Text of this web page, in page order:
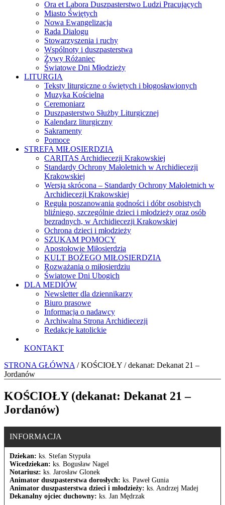
Ora et Labora Duszpasterstwo Ludzi Pracujących
Miasto Świętych
Nowa Ewangelizacja
Rada Dialogu
Stowarzyszenia i ruchy
Wspólnoty i duszpasterstwa
Żywy Różaniec
Światowe Dni Młodzieży
LITURGIA
Teksty liturgiczne o świętych i błogosławionych
Muzyka Kościelna
Ceremoniarz
Duszpasterstwo Służby Liturgicznej
Kalendarz liturgiczny
Sakramenty
Pomoce
STREFA MIŁOSIERDZIA
CARITAS Archidiecezji Krakowskiej
Standardy Ochrony Małoletnich w Archidiecezji
Krakowskiej
Wersja skrócona – Standardy Ochrony Małoletnich w
Archidiecezji Krakowskiej
Reguła poszanowania godności i dóbr osobistych
bliźniego, szczególnie dzieci i młodzieży oraz osób
bezradnych, w Archidiecezji Krakowskiej
Ochrona dzieci i młodzieży
SZUKAM POMOCY
Apostołowie Miłosierdzia
KULT BOŻEGO MIŁOSIERDZIA
Rozważania o miłosierdziu
Światowe Dni Ubogich
DLA MEDIÓW
Newsletter dla dziennikarzy
Biuro prasowe
Informacja o nadawcy
Archiwalna Strona Archidiecezji
Redakcje katolickie
KONTAKT
STRONA GŁÓWNA / KOŚCIOŁY / dekanat: Dekanat 21 –
Jordanów
KOŚCIOŁY (dekanat: Dekanat 21 –
Jordanów)
INFORMACJA
Dziekan: ks. Stefan Stypuła
Wicedziekan: ks. Bogusław Nagel
Notariusz: ks. Jarosław Glonek
Animator duszpasterstwa dorosłych: ks. Paweł Gunia
Animator duszpasterstwa dzieci i młodzieży: ks. Andrzej Madej
Dekanalny ojciec duchowny: ks. Jan Mędrzak